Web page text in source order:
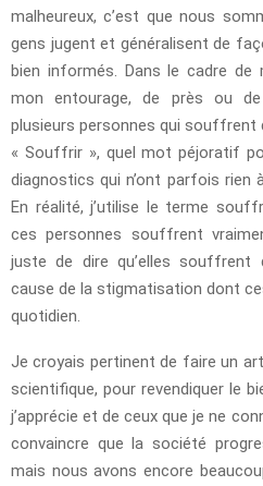
malheureux, c’est que nous
gens jugent et généralisent de
bien informés. Dans le cadre de
mon entourage, de près ou de
plusieurs personnes qui souffrent
« Souffrir », quel mot péjoratif
diagnostics qui n’ont parfois rien
En réalité, j’utilise le terme
ces personnes souffrent
juste de dire qu’elles souffrent
cause de la stigmatisation dont
quotidien.
Je croyais pertinent de faire un
scientifique, pour revendiquer le
j’apprécie et de ceux que je ne
convaincre que la société
mais nous avons encore